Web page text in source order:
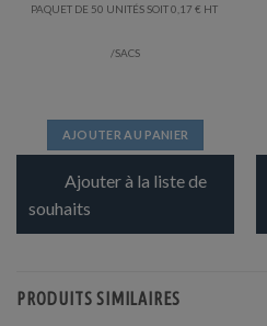
PAQUET DE 50 UNITÉS SOIT0,17 €
/SACS
AJOUTER AU PANIER
Ajouter à la liste de
souhaits
PRODUITS SIMILAIRES